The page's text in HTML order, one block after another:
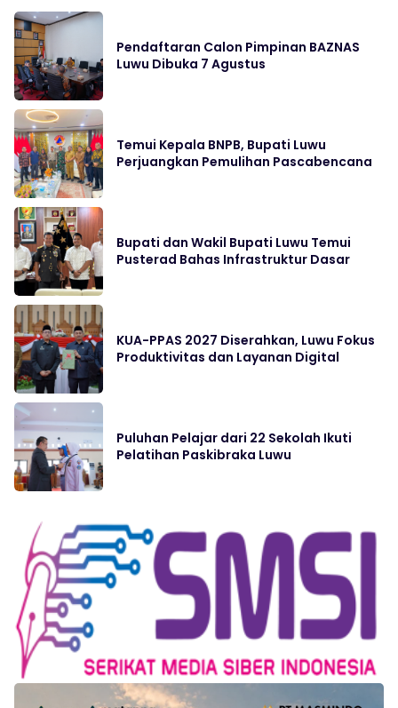
Pendaftaran Calon Pimpinan BAZNAS
Luwu Dibuka 7 Agustus
Temui Kepala BNPB, Bupati Luwu
Perjuangkan Pemulihan Pascabencana
Bupati dan Wakil Bupati Luwu Temui
Pusterad Bahas Infrastruktur Dasar
KUA-PPAS 2027 Diserahkan, Luwu Fokus
Produktivitas dan Layanan Digital
Puluhan Pelajar dari 22 Sekolah Ikuti
Pelatihan Paskibraka Luwu